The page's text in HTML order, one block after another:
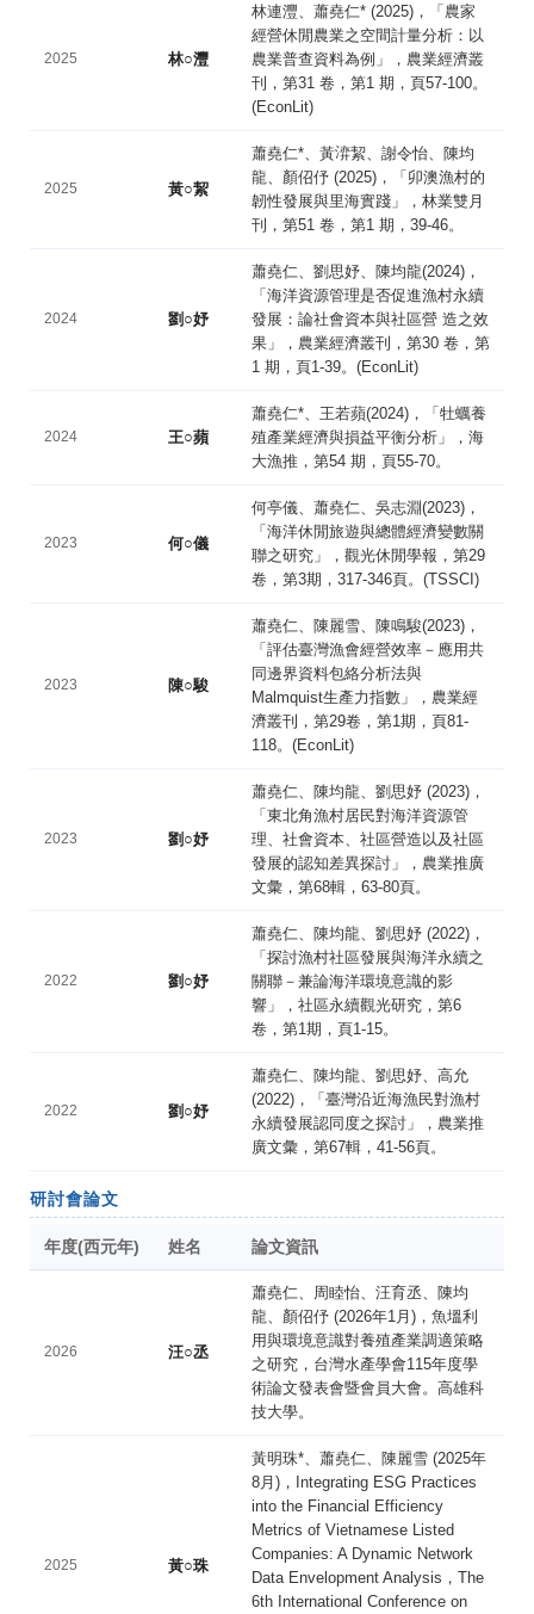
2025 林○灃
林連灃、蕭堯仁* (2025)，「農家
經營休閒農業之空間計量分析：以
農業普查資料為例」，農業經濟叢
刊，第31 卷，第1 期，頁57-100。
(EconLit)
2025 黃○絜
蕭堯仁*、黃㴒絜、謝令怡、陳均
龍、顏佋伃 (2025)，「卯澳漁村的
韌性發展與里海實踐」，林業雙月
刊，第51 卷，第1 期，39-46。
2024 劉○妤
蕭堯仁、劉思妤、陳均龍(2024)，
「海洋資源管理是否促進漁村永續
發展：論社會資本與社區營 造之效
果」，農業經濟叢刊，第30 卷，第
1 期，頁1-39。(EconLit)
2024 王○蘋
蕭堯仁*、王若蘋(2024)，「牡蠣養
殖產業經濟與損益平衡分析」，海
大漁推，第54 期，頁55-70。
2023 何○儀
何亭儀、蕭堯仁、吳志淵(2023)，
「海洋休閒旅遊與總體經濟變數關
聯之研究」，觀光休閒學報，第29
卷，第3期，317-346頁。(TSSCI)
2023 陳○駿
蕭堯仁、陳麗雪、陳鳴駿(2023)，
「評估臺灣漁會經營效率－應用共
同邊界資料包絡分析法與
Malmquist生產力指數」，農業經
濟叢刊，第29卷，第1期，頁81-
118。(EconLit)
2023 劉○妤
蕭堯仁、陳均龍、劉思妤 (2023)，
「東北角漁村居民對海洋資源管
理、社會資本、社區營造以及社區
發展的認知差異探討」，農業推廣
文彙，第68輯，63-80頁。
2022 劉○妤
蕭堯仁、陳均龍、劉思妤 (2022)，
「探討漁村社區發展與海洋永續之
關聯－兼論海洋環境意識的影
響」，社區永續觀光研究，第6
卷，第1期，頁1-15。
2022 劉○妤
蕭堯仁、陳均龍、劉思妤、高允
(2022)，「臺灣沿近海漁民對漁村
永續發展認同度之探討」，農業推
廣文彙，第67輯，41-56頁。
研討會論文
年度(西元年) 姓名 論文資訊
2026 汪○丞
蕭堯仁、周睦怡、汪育丞、陳均
龍、顏佋伃 (2026年1月)，魚塭利
用與環境意識對養殖產業調適策略
之研究，台灣水產學會115年度學
術論文發表會暨會員大會。高雄科
技大學。
2025 黃○珠
黃明珠*、蕭堯仁、陳麗雪 (2025年
8月)，Integrating ESG Practices
into the Financial Efficiency
Metrics of Vietnamese Listed
Companies: A Dynamic Network
Data Envelopment Analysis，The
6th International Conference on